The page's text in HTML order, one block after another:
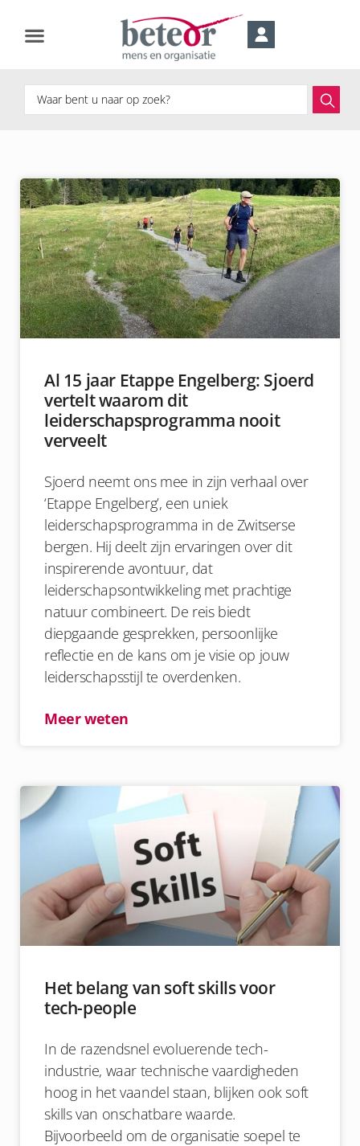
Al 15 jaar Etappe Engelberg: Sjoerd
vertelt waarom dit
leiderschapsprogramma nooit
verveelt
Sjoerd neemt ons mee in zijn verhaal over
‘Etappe Engelberg’, een uniek
leiderschapsprogramma in de Zwitserse
bergen. Hij deelt zijn ervaringen over dit
inspirerende avontuur, dat
leiderschapsontwikkeling met prachtige
natuur combineert. De reis biedt
diepgaande gesprekken, persoonlijke
reflectie en de kans om je visie op jouw
leiderschapsstijl te overdenken.
Meer weten
Het belang van soft skills voor
tech-people
In de razendsnel evoluerende tech-
industrie, waar technische vaardigheden
hoog in het vaandel staan, blijken ook soft
skills van onschatbare waarde.
Bijvoorbeeld om de organisatie soepel te